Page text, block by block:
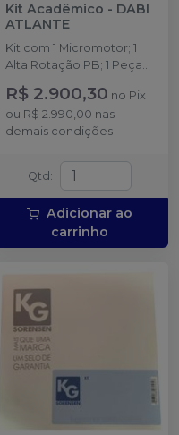
Kit Acadêmico - DABI
ATLANTE
Kit com 1 Micromotor; 1
Alta Rotação PB; 1 Peça
Reta; 1 Contra-Ângulo PB;
1 Case para Transporte.
R$ 2.900,30 no Pix
ou R$ 2.990,00 nas
demais condições
Qtd :
Adicionar ao
carrinho